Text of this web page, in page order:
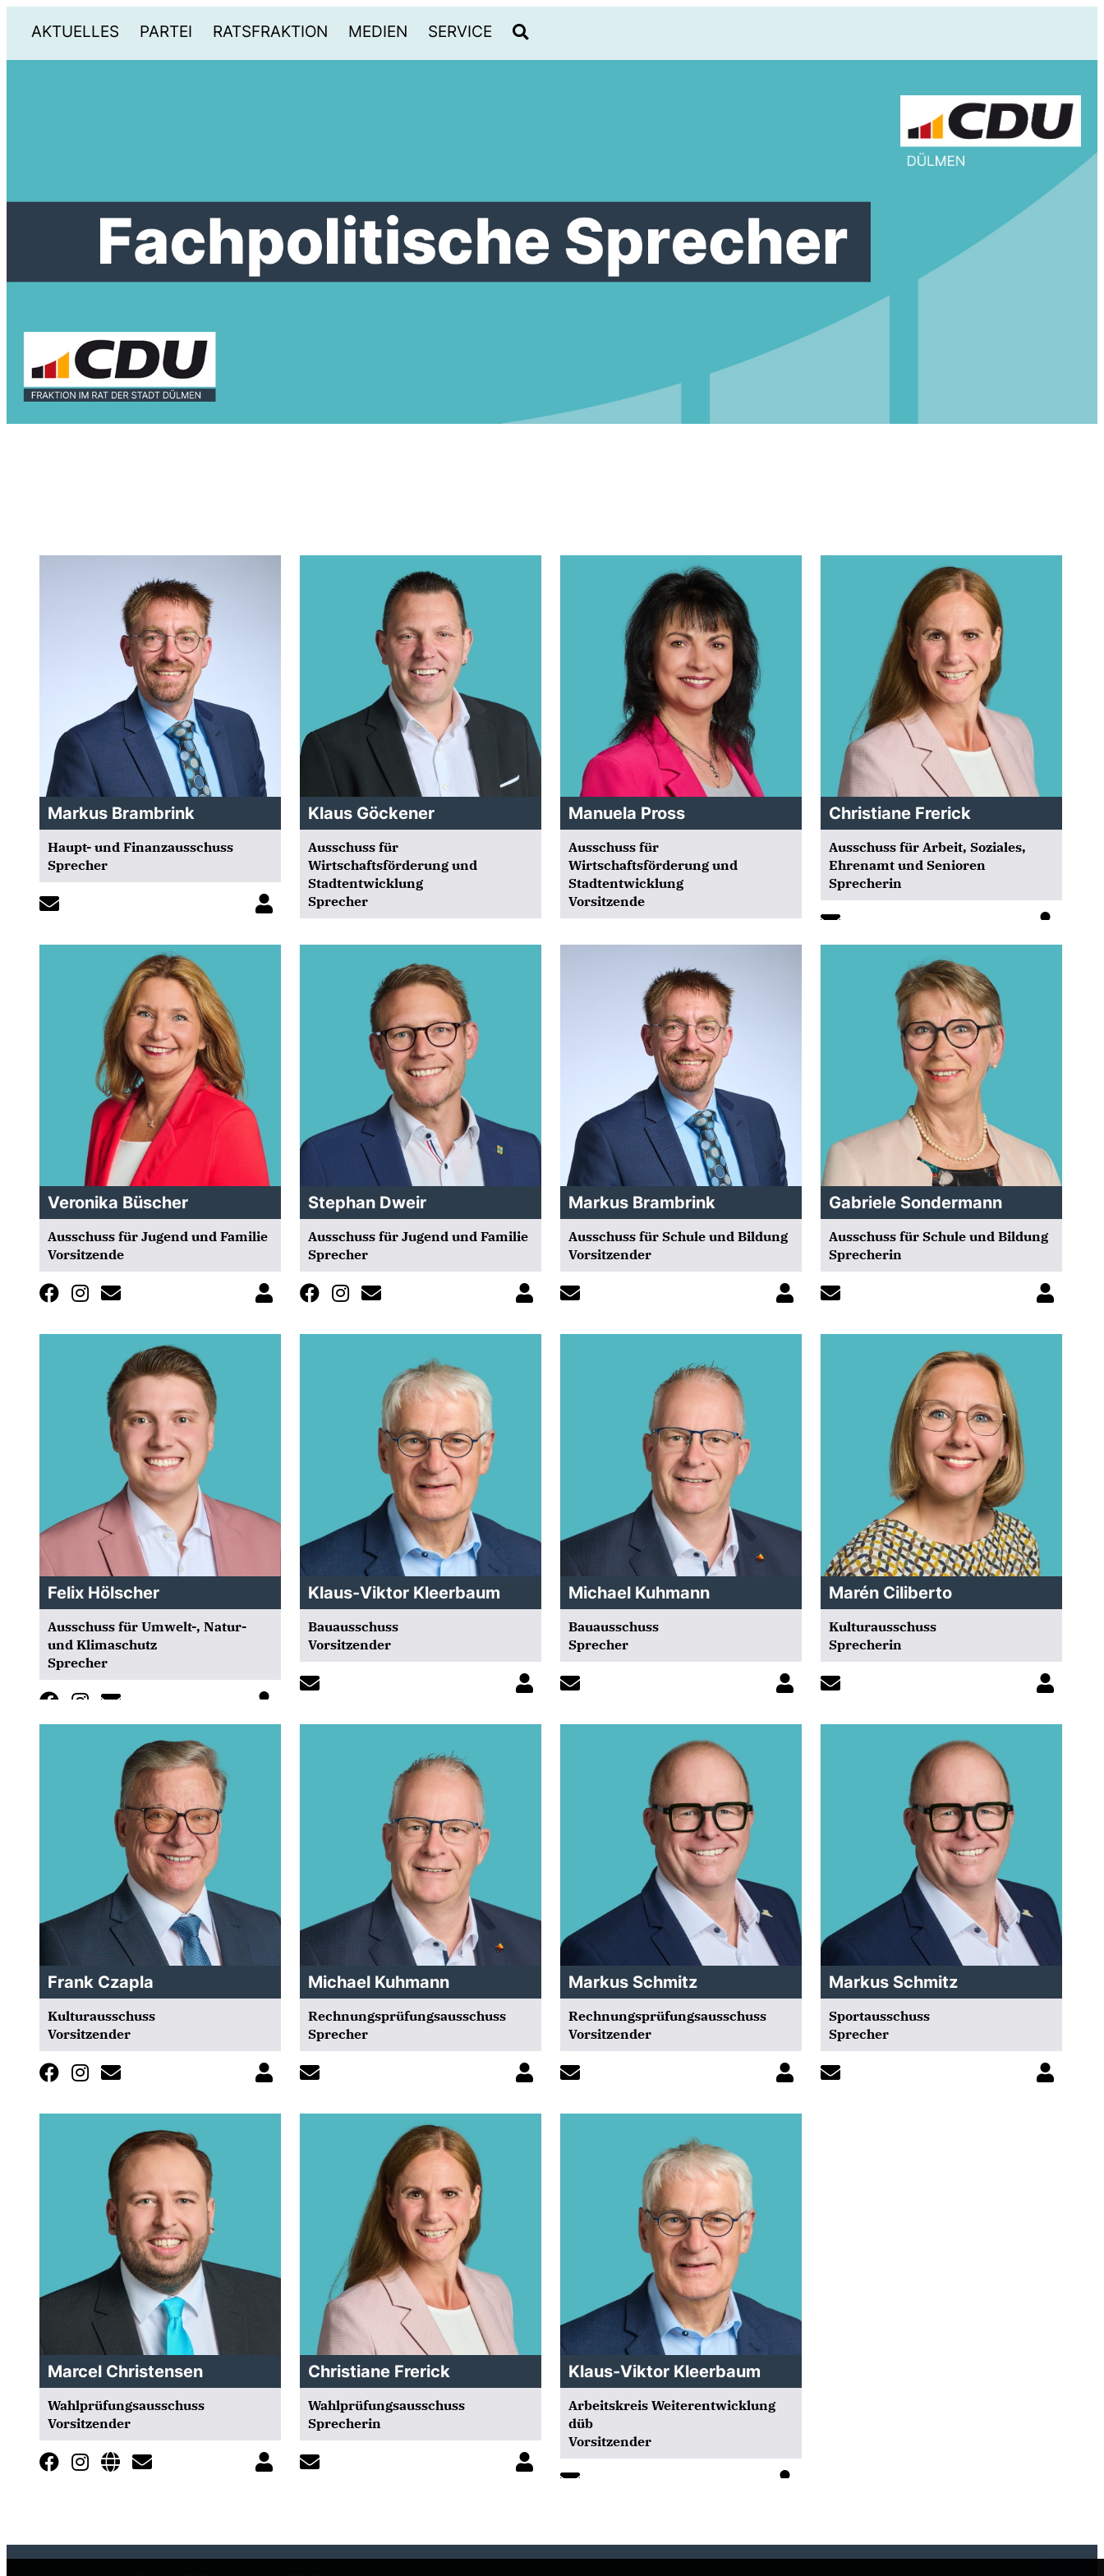
AKTUELLES PARTEI RATSFRAKTION MEDIEN SERVICE
Markus Brambrink
Haupt- und Finanzausschuss
Sprecher
Klaus Göckener
Ausschuss für
Wirtschaftsförderung und
Stadtentwicklung
Sprecher
Manuela Pross
Ausschuss für
Wirtschaftsförderung und
Stadtentwicklung
Vorsitzende
Christiane Frerick
Ausschuss für Arbeit, Soziales,
Ehrenamt und Senioren
Sprecherin
Veronika Büscher
Ausschuss für Jugend und Familie
Vorsitzende
Stephan Dweir
Ausschuss für Jugend und Familie
Sprecher
Markus Brambrink
Ausschuss für Schule und Bildung
Vorsitzender
Gabriele Sondermann
Ausschuss für Schule und Bildung
Sprecherin
Felix Hölscher
Ausschuss für Umwelt-, Natur-
und Klimaschutz
Sprecher
Klaus-Viktor Kleerbaum
Bauausschuss
Vorsitzender
Michael Kuhmann
Bauausschuss
Sprecher
Marén Ciliberto
Kulturausschuss
Sprecherin
Frank Czapla
Kulturausschuss
Vorsitzender
Michael Kuhmann
Rechnungsprüfungsausschuss
Sprecher
Markus Schmitz
Rechnungsprüfungsausschuss
Vorsitzender
Markus Schmitz
Sportausschuss
Sprecher
Marcel Christensen
Wahlprüfungsausschuss
Vorsitzender
Christiane Frerick
Wahlprüfungsausschuss
Sprecherin
Klaus-Viktor Kleerbaum
Arbeitskreis Weiterentwicklung
düb
Vorsitzender